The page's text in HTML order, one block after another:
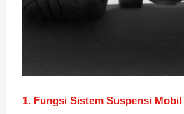
1. Fungsi Sistem Suspensi Mobil